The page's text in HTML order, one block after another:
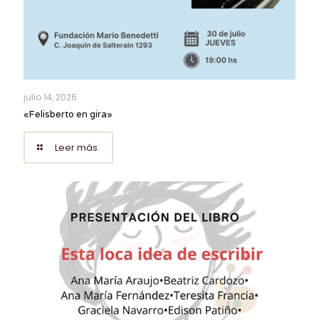
julio 14, 2026
«Felisberto en gira»
Leer más